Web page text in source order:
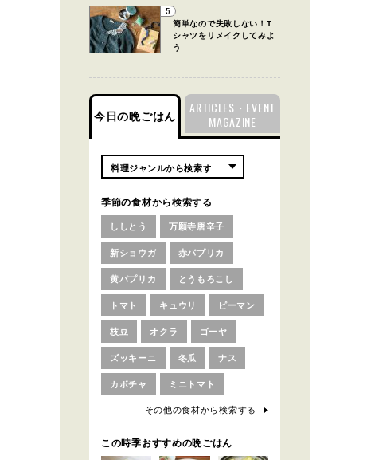
5
簡単なので失敗しない！T
シャツをリメイクしてみよ
う
今日の晩ごはん
ARTICLES・EVENT
MAGAZINE
季節の食材から検索する
ししとう 万願寺唐辛子
新ショウガ 赤パプリカ
黄パプリカ とうもろこし
トマト キュウリ ピーマン
枝豆 オクラ ゴーヤ
ズッキーニ 冬瓜 ナス
カボチャ ミニトマト
その他の食材から検索する
この時季おすすめの晩ごはん